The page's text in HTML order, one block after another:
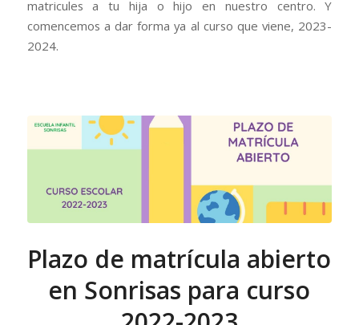
matricules a tu hija o hijo en nuestro centro. Y
comencemos a dar forma ya al curso que viene, 2023-
2024.
Plazo de matrícula abierto
en Sonrisas para curso